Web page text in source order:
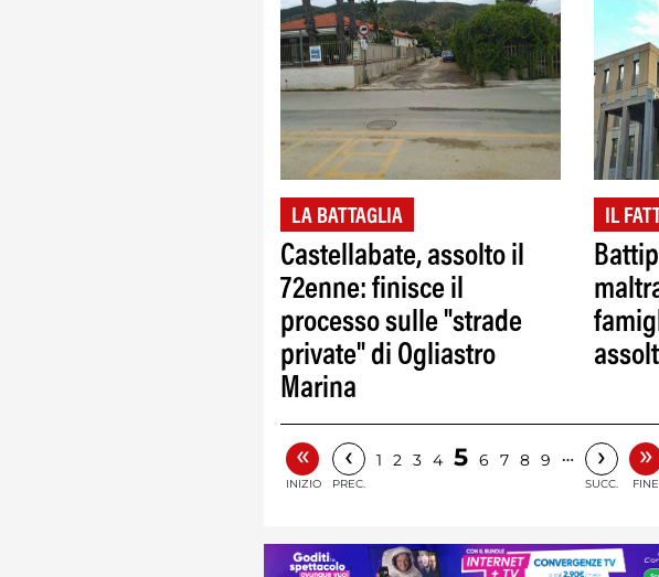
LA BATTAGLIA
Castellabate, assolto il
72enne: finisce il
processo sulle "strade
private" di Ogliastro
Marina
IL
«
INIZIO
‹
PREC.
1 2 3 4 5 6 7 8 9 … ›
SUCC.
»
FINE